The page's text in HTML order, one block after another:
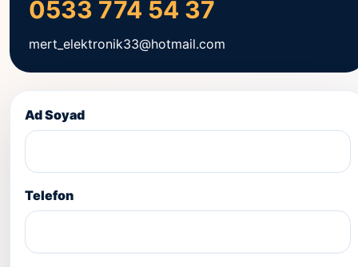
0533 774 54 37
mert_elektronik33@hotmail.com
Ad Soyad
Telefon